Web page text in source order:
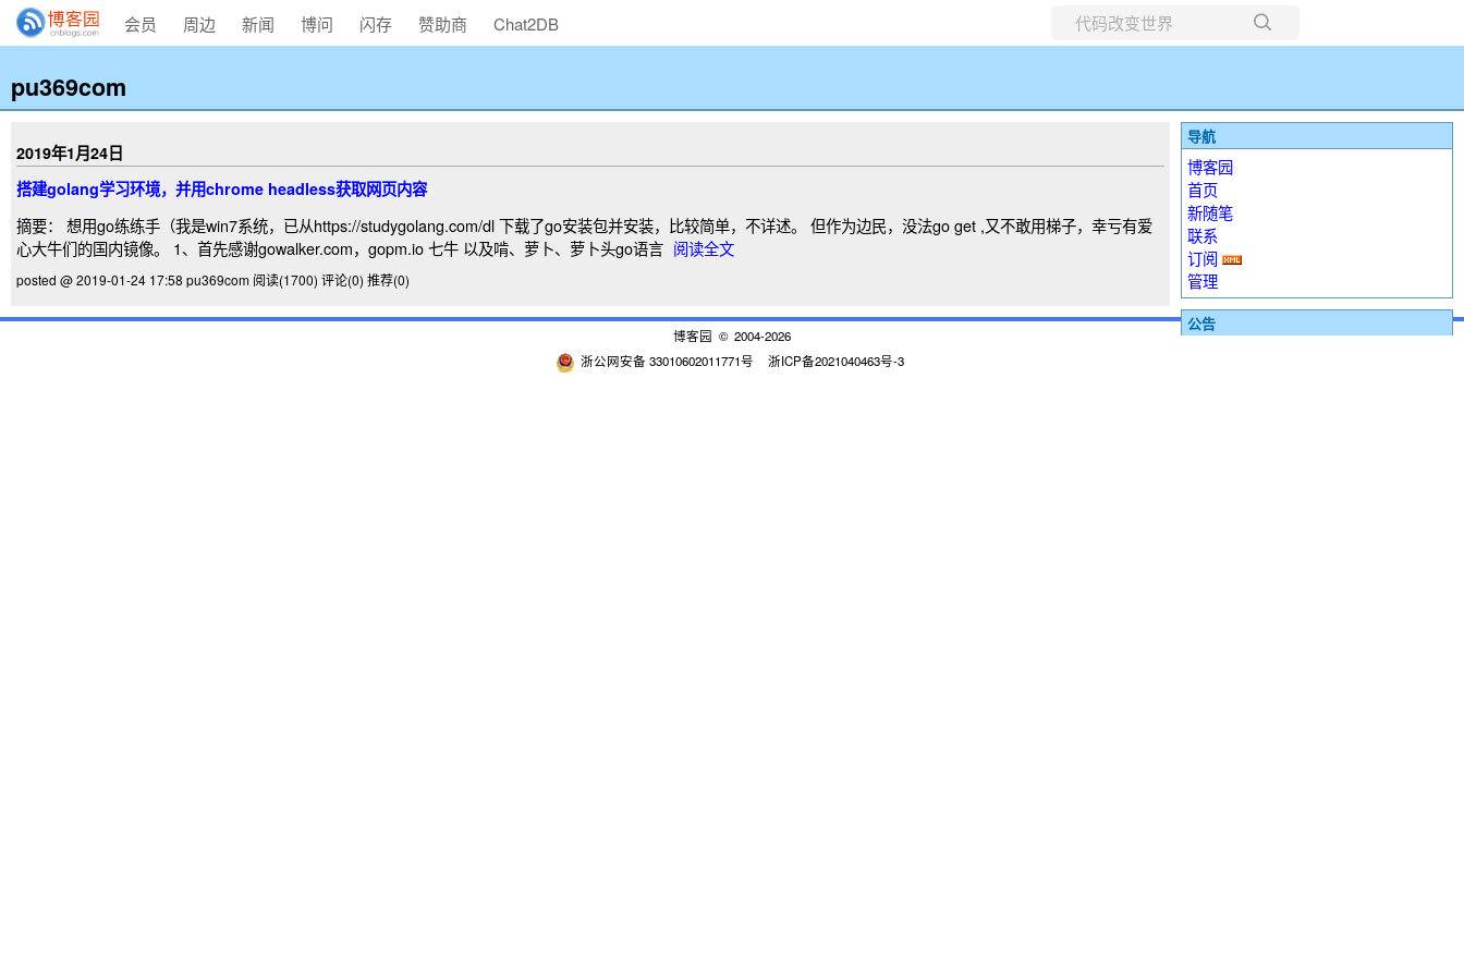
会员 周边 新闻 博问 闪存 赞助商 Chat2DB
pu369com
2019年1月24日
搭建golang学习环境，并用chrome headless获取网页内容
摘要： 想用go练练手（我是win7系统，已从https://studygolang.com/dl 下载了go安装包并安装，比较简单，不详述。 但作为边民，没法go get ,又不敢用梯子，幸亏有爱
心大牛们的国内镜像。 1、首先感谢gowalker.com，gopm.io 七牛 以及啃、萝卜、萝卜头go语言 阅读全文
posted @ 2019-01-24 17:58 pu369com 阅读(1700) 评论(0) 推荐(0)
导航
博客园
首页
新随笔
联系
订阅
管理
公告
博客园 © 2004-2026
浙公网安备 33010602011771号
浙ICP备2021040463号-3